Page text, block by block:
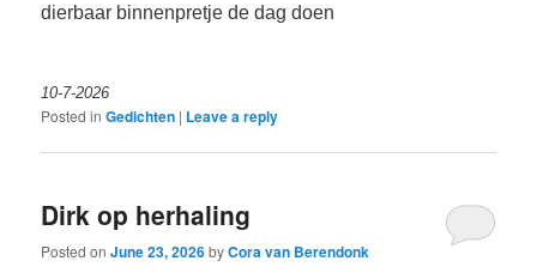
dierbaar binnenpretje de dag doen
10-7-2026
Posted in Gedichten | Leave a reply
Dirk op herhaling
Posted onJune 23, 2026byCora van Berendonk